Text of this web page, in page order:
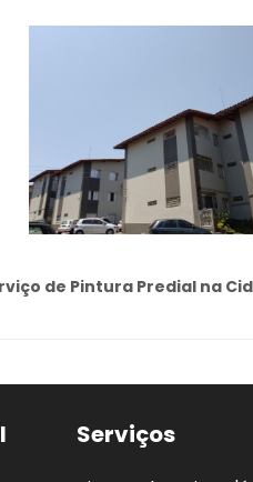
de Pintura Predial na
Serviços